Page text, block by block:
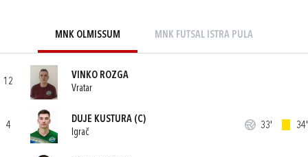
MNK OLMISSUM MNK FUTSAL ISTRA PULA
12
VINKO ROZGA
Vratar
4
DUJE KUSTURA (C)
Igrač
33' 34'